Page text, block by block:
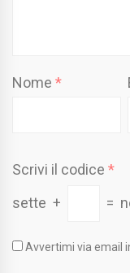
Nome *
Scrivi il codice *
sette + =
Avvertimi via email